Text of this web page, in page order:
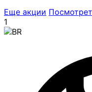
Еще акции
1